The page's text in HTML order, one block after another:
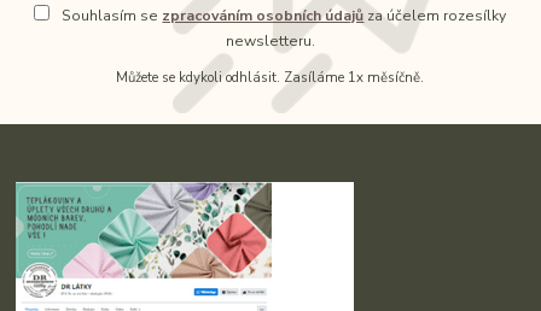
Souhlasím se zpracováním osobních údajů za účelem rozesílky
newsletteru.
Můžete se kdykoli odhlásit. Zasíláme 1x měsíčně.